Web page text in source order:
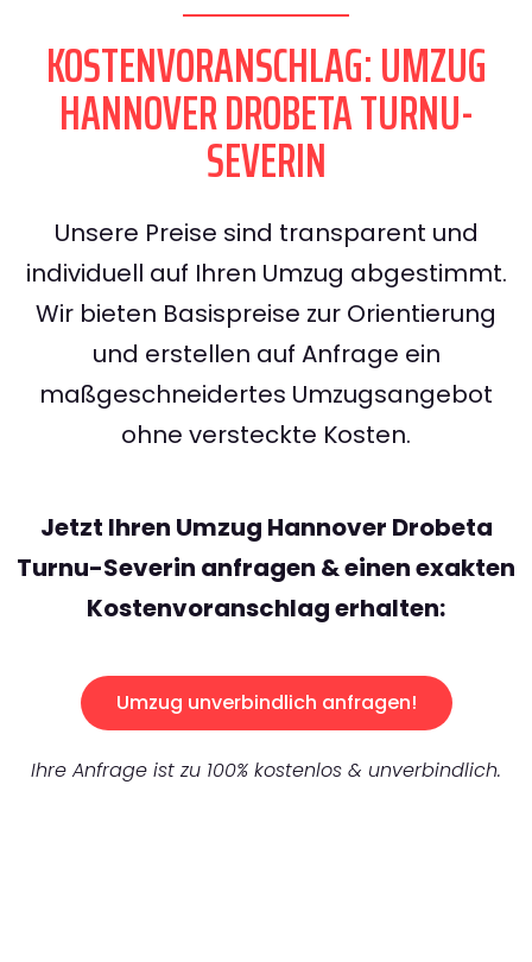
KOSTENVORANSCHLAG: UMZUG
HANNOVER DROBETA TURNU-
SEVERIN
Unsere Preise sind transparent und
individuell auf Ihren Umzug abgestimmt.
Wir bieten Basispreise zur Orientierung
und erstellen auf Anfrage ein
maßgeschneidertes Umzugsangebot
ohne versteckte Kosten.
Jetzt Ihren Umzug Hannover Drobeta
Turnu-Severin anfragen & einen exakten
Kostenvoranschlag erhalten:
Umzug unverbindlich anfragen!
Ihre Anfrage ist zu 100% kostenlos & unverbindlich.